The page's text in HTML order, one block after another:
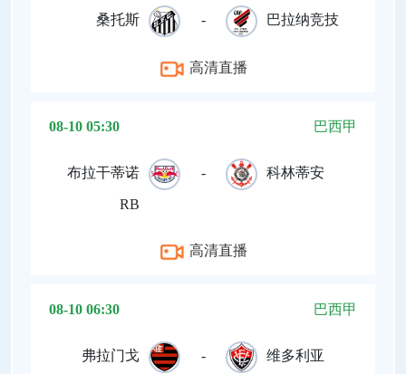
桑托斯 - 巴拉纳竞技
高清直播
08-10 05:30 巴西甲
布拉干蒂诺
RB
- 科林蒂安
高清直播
08-10 06:30 巴西甲
弗拉门戈 - 维多利亚